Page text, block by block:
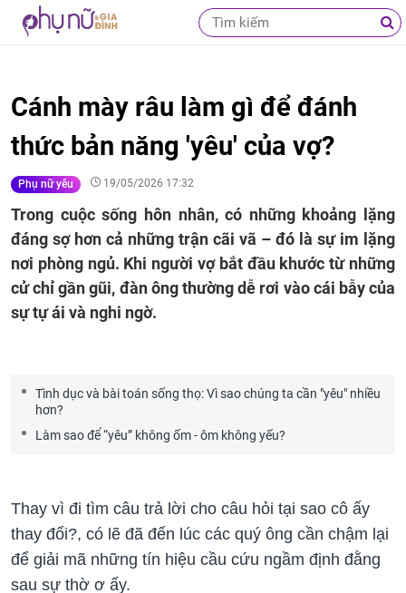
Cánh mày râu làm gì để đánh
thức bản năng 'yêu' của vợ?
Phụ nữ yêu 19/05/2026 17:32
Trong cuộc sống hôn nhân, có những khoảng lặng
đáng sợ hơn cả những trận cãi vã – đó là sự im lặng
nơi phòng ngủ. Khi người vợ bắt đầu khước từ những
cử chỉ gần gũi, đàn ông thường dễ rơi vào cái bẫy của
sự tự ái và nghi ngờ.
Tình dục và bài toán sống thọ: Vì sao chúng ta cần "yêu" nhiều
hơn?
Làm sao để “yêu” không ốm - ôm không yếu?
Thay vì đi tìm câu trả lời cho câu hỏi tại sao cô ấy
thay đổi?, có lẽ đã đến lúc các quý ông cần chậm lại
để giải mã những tín hiệu cầu cứu ngầm định đằng
sau sự thờ ơ ấy.